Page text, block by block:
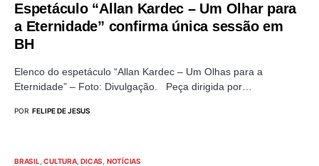
Espetáculo “Allan Kardec – Um Olhar para
a Eternidade” confirma única sessão em
BH
Elenco do espetáculo “Allan Kardec – Um Olhas para a
Eternidade” – Foto: Divulgação. Peça dirigida por…
POR FELIPE DE JESUS
BRASIL CULTURA DICAS NOTÍCIAS